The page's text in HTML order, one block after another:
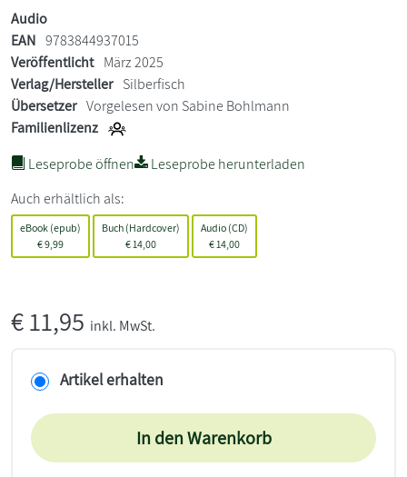
Audio
EAN 9783844937015
Veröffentlicht März 2025
Verlag/Hersteller Silberfisch
Übersetzer Vorgelesen von Sabine Bohlmann
Familienlizenz
Leseprobe öffnen
Leseprobe herunterladen
Auch erhältlich als:
eBook (epub)
€9,99
Buch (Hardcover)
€ 14,00
Audio (CD)
€ 14,00
€11,95 inkl. MwSt.
Artikel erhalten
In den Warenkorb